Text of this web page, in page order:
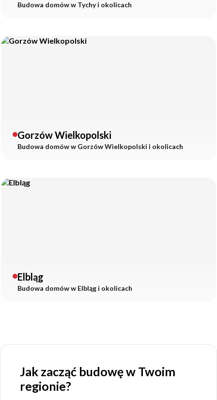
Budowa domów w Tychyi okolicach
Gorzów Wielkopolski
Budowa domów w Gorzów Wielkopolski i okolicach
Elbląg
Budowa domów w Elbląg i okolicach
Jak zacząć budowę w Twoim
regionie?